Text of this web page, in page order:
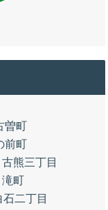
曽町
前町
古熊三丁目
滝町
石二丁目